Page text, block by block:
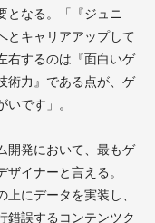
となる。「『ジュニ
とキャリアアップして
右するのは『面白いゲ
術力』である点が、ゲ
です」。
開発において、最もゲ
イナーと言える。
上にデータを実装し、
錯誤するコンテンツク